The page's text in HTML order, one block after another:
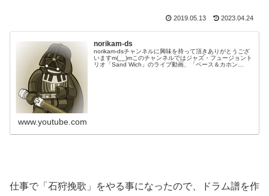
2019.05.13 2023.04.24
norikam-ds
norikam-dsチャンネルに興味を持って頂きありがとうござ
いますm(__)mこのチャンネルではジャズ・フュージョント
リオ「Sand Wich」のライブ動画、「ベース＆カホン
www.youtube.com
仕事で「石狩挽歌」をやる事になったので、ドラム譜を作